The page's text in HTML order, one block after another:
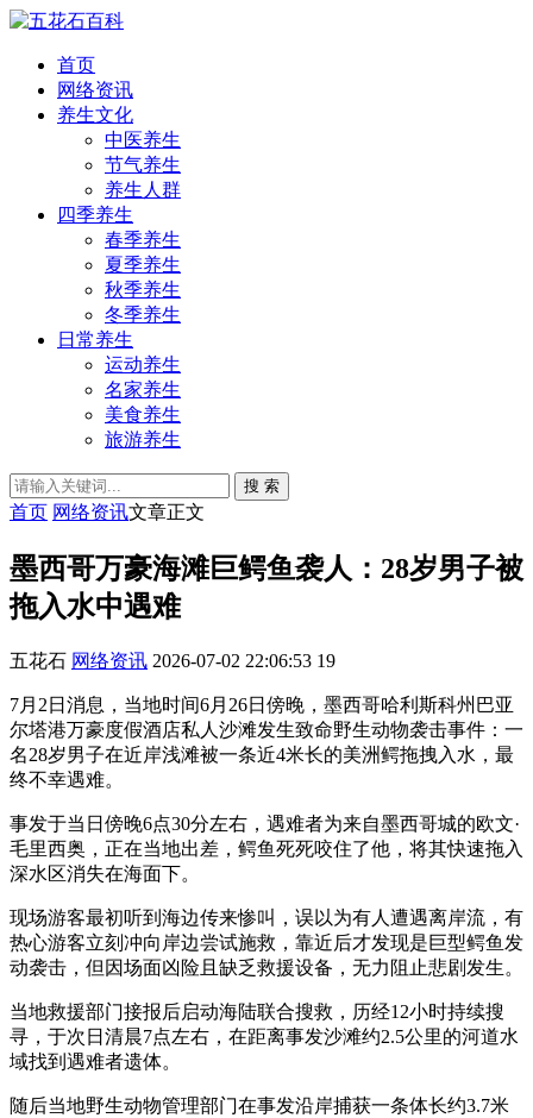
首页
网络资讯
养生文化
中医养生
节气养生
养生人群
四季养生
春季养生
夏季养生
秋季养生
冬季养生
日常养生
运动养生
名家养生
美食养生
旅游养生
搜 索
首页 网络资讯文章正文
墨西哥万豪海滩巨鳄鱼袭人：28岁男子被
拖入水中遇难
五花石 网络资讯 2026-07-02 22:06:53 19
7月2日消息，当地时间6月26日傍晚，墨西哥哈利斯科州巴亚
尔塔港万豪度假酒店私人沙滩发生致命野生动物袭击事件：一
名28岁男子在近岸浅滩被一条近4米长的美洲鳄拖拽入水，最
终不幸遇难。
事发于当日傍晚6点30分左右，遇难者为来自墨西哥城的欧文·
毛里西奥，正在当地出差，鳄鱼死死咬住了他，将其快速拖入
深水区消失在海面下。
现场游客最初听到海边传来惨叫，误以为有人遭遇离岸流，有
热心游客立刻冲向岸边尝试施救，靠近后才发现是巨型鳄鱼发
动袭击，但因场面凶险且缺乏救援设备，无力阻止悲剧发生。
当地救援部门接报后启动海陆联合搜救，历经12小时持续搜
寻，于次日清晨7点左右，在距离事发沙滩约2.5公里的河道水
域找到遇难者遗体。
随后当地野生动物管理部门在事发沿岸捕获一条体长约3.7米